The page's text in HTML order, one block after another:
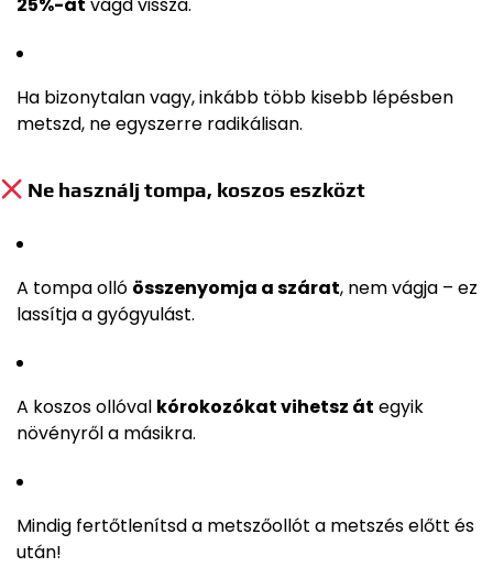
Ha bizonytalan vagy, inkább több kisebb lépésben
metszd, ne egyszerre radikálisan.
Ne használj tompa, koszos eszközt
A tompa olló összenyomja a szárat, nem vágja – ez
lassítja a gyógyulást.
A koszos ollóval kórokozókat vihetsz át egyik
növényről a másikra.
Mindig fertőtlenítsd a metszőollót a metszés előtt és
után!